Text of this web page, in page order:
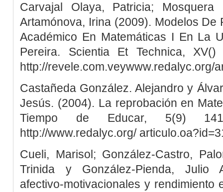
Carvajal Olaya, Patricia;
Artamónova, Irina (2009). Modelos De
Académico En Matemáticas I En La
Pereira. Scientia Et Technica,
http://revele.com.veywww.redalyc.org/
Castañeda González. Alejandro y
Jesús. (2004). La reprobación en
Tiempo de Educar, 5(9)
http://www.redalyc.org/
Cueli, Marisol; González-Castro,
Trinida y González-Pienda, Julio
afectivo-motivacionales y rendimiento